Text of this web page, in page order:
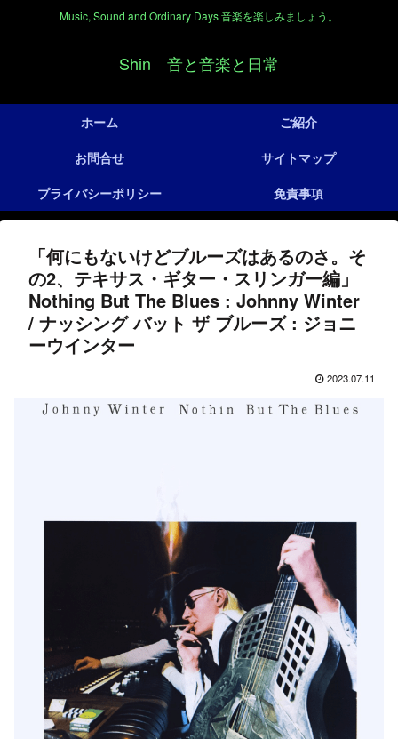
Music, Sound and Ordinary Days 音楽を楽しみましょう。
Shin 音と音楽と日常
ホーム
ご紹介
お問合せ
サイトマップ
プライバシーポリシー
免責事項
「何にもないけどブルーズはあるのさ。そ
の2、テキサス・ギター・スリンガー編」
Nothing But The Blues : Johnny Winter
/ ナッシング バット ザ ブルーズ : ジョニ
ーウインター
2023.07.11